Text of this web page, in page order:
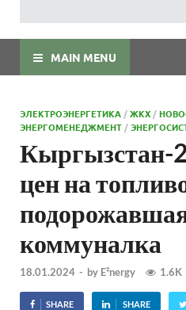
MAIN MENU
ЭЛЕКТРОЭНЕРГЕТИКА /ЖКХ /
ЭНЕРГОМЕНЕДЖМЕНТ /
Кыргызстан-
цен на
коммуналка
18.01.2024 - by E²nergy 1.6K
SHARE SHARE